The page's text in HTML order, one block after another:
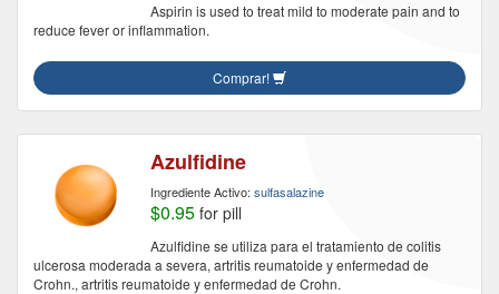
Aspirin is used to treat mild to moderate pain and to
reduce fever or inflammation.
Comprar!
Azulfidine
Ingrediente Activo: sulfasalazine
$0.95 for pill
Azulfidine se utiliza para el tratamiento de colitis
ulcerosa moderada a severa, artritis reumatoide y enfermedad de
Crohn., artritis reumatoide y enfermedad de Crohn.